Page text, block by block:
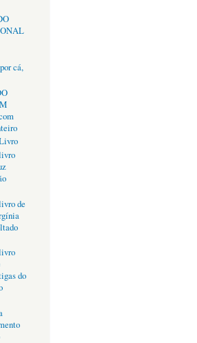
cá,
de
do